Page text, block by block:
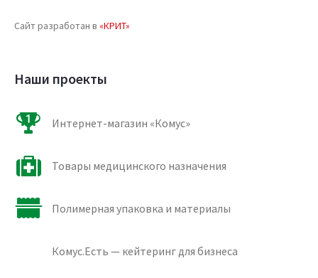
Сайт разработан в «КРИТ»
Наши проекты
Интернет-магазин «Комус»
Товары медицинского назначения
Полимерная упаковка и материалы
Комус.Есть — кейтеринг для бизнеса